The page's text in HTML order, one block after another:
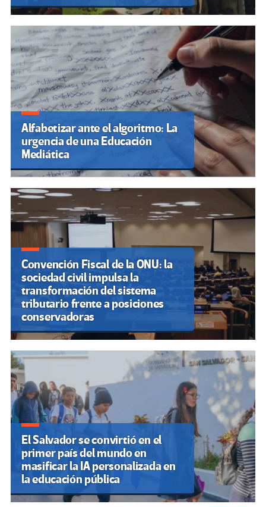
Alfabetizar ante el algoritmo: La
urgencia de una Educación
Mediática
Convención Fiscal de la ONU: la
sociedad civil impulsa la
transformación del sistema
tributario frente a posiciones
conservadoras
El Salvador se convirtió en el
primer país del mundo en
masificar la IA personalizada en
la educación pública